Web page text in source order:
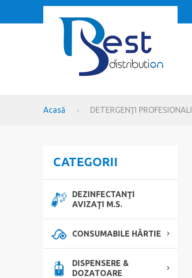
Acasă DETERGENŢI PROFESIONALI
CATEGORII
DEZINFECTANŢI
AVIZAŢI M.S.
CONSUMABILE HÂRTIE
DISPENSERE &
DOZATOARE